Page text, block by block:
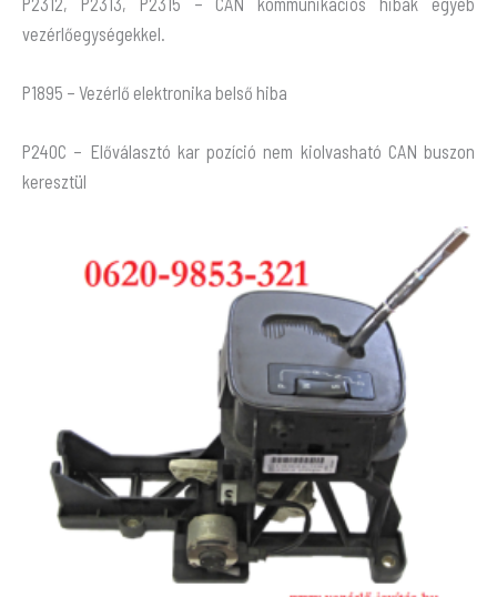
vezérlőegységekkel.
P1895 – Vezérlő elektronika belső hiba
P240C – Előválasztó kar pozíció nem kiolvasható CAN buszon
keresztül